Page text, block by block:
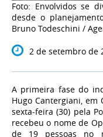
Foto: Envolvidos se
desde o
Bruno Todeschini /
2 de setembro de
A primeira fase do
Hugo Cantergiani, em
sexta-feira (30) pela
recebeu o nome de
de 19 pessoas no